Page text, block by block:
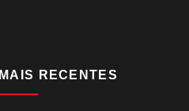
MAIS RECENTES